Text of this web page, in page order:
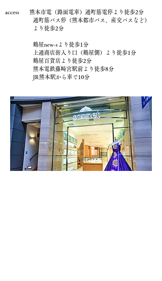
access 熊本市電（路面電車）通町筋電停より徒歩2分
通町筋バス停（熊本都市バス、産交バスなど）
より徒歩2分
鶴屋new-sより徒歩1分
上通商店街入り口（鶴屋側）より徒歩1分
鶴屋百貨店より徒歩2分
熊本電鉄藤崎宮駅前より徒歩8分
JR熊本駅から車で10分